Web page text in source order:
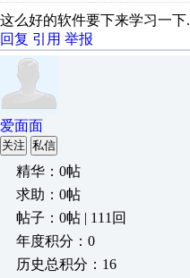
这么好的软件要下来学习一下.
回复 引用 举报
爱面面
关注 私信
精华：0帖
求助：0帖
帖子：0帖 | 111回
年度积分：0
历史总积分：16